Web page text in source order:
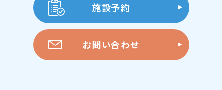
施設予約
お問い合わせ